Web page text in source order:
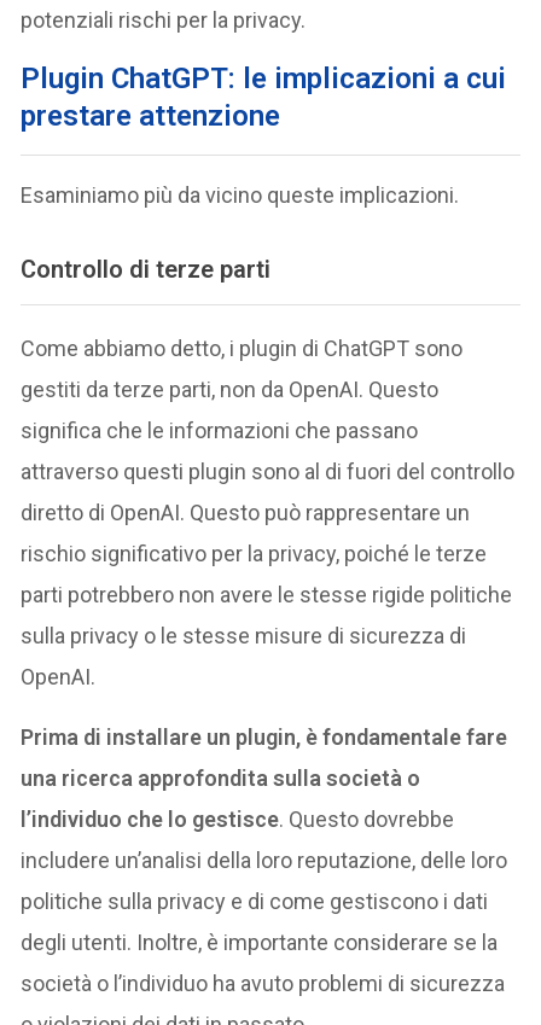
potenziali rischi per la privacy.
Plugin ChatGPT: le implicazioni a cui
prestare attenzione
Esaminiamo più da vicino queste implicazioni.
Controllo di terze parti
Come abbiamo detto, i plugin di ChatGPT sono
gestiti da terze parti, non da OpenAI. Questo
significa che le informazioni che passano
attraverso questi plugin sono al di fuori del controllo
diretto di OpenAI. Questo può rappresentare un
rischio significativo per la privacy, poiché le terze
parti potrebbero non avere le stesse rigide politiche
sulla privacy o le stesse misure di sicurezza di
OpenAI.
Prima di installare un plugin, è fondamentale fare
una ricerca approfondita sulla società o
l’individuo che lo gestisce. Questo dovrebbe
includere un’analisi della loro reputazione, delle loro
politiche sulla privacy e di come gestiscono i dati
degli utenti. Inoltre, è importante considerare se la
società o l’individuo ha avuto problemi di sicurezza